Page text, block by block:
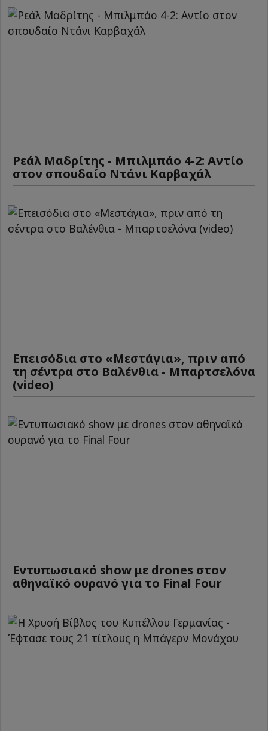
Ρεάλ Μαδρίτης - Μπιλμπάο 4-2: Αντίο
στον σπουδαίο Ντάνι Καρβαχάλ
Επεισόδια στο «Μεστάγια», πριν από
τη σέντρα στο Βαλένθια - Μπαρτσελόνα
(video)
Εντυπωσιακό show με drones στον
αθηναϊκό ουρανό για το Final Four